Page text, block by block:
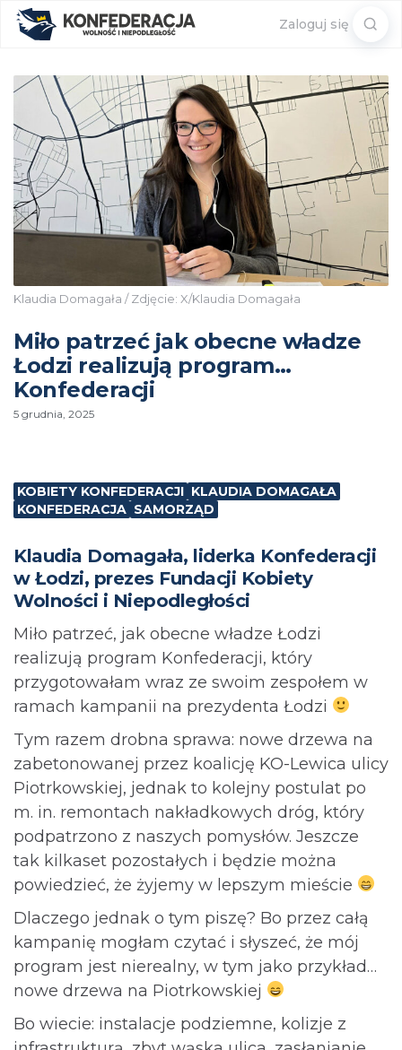
Zaloguj się
Klaudia Domagała / Zdjęcie: X/Klaudia Domagała
Miło patrzeć jak obecne władze
Łodzi realizują program…
Konfederacji
5 grudnia, 2025
KOBIETY KONFEDERACJI KLAUDIA DOMAGAŁA
KONFEDERACJA SAMORZĄD
Klaudia Domagała, liderka Konfederacji
w Łodzi, prezes Fundacji Kobiety
Wolności i Niepodległości
Miło patrzeć, jak obecne władze Łodzi
realizują program Konfederacji, który
przygotowałam wraz ze swoim zespołem w
ramach kampanii na prezydenta Łodzi
Tym razem drobna sprawa: nowe drzewa na
zabetonowanej przez koalicję KO-Lewica ulicy
Piotrkowskiej, jednak to kolejny postulat po
m. in. remontach nakładkowych dróg, który
podpatrzono z naszych pomysłów. Jeszcze
tak kilkaset pozostałych i będzie można
powiedzieć, że żyjemy w lepszym mieście
Dlaczego jednak o tym piszę? Bo przez całą
kampanię mogłam czytać i słyszeć, że mój
program jest nierealny, w tym jako przykład…
nowe drzewa na Piotrkowskiej
Bo wiecie: instalacje podziemne, kolizje z